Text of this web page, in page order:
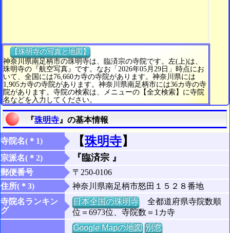
【珠明寺の写真と地図】
神奈川県南足柄市の珠明寺は、臨済宗の寺院です。左(上)は、
珠明寺の『航空写真』です。なお「2026年05月29日」時点にお
いて、全国には76,660カ寺の寺院があります。神奈川県には
1,905カ寺の寺院があります。神奈川県南足柄市には36カ寺の寺
院があります。寺院の検索は、メニューの【全文検索】に寺院
名などを入力してください。
『珠明寺 』の基本情報
寺院名(＊1) 【珠明寺】
宗派名(＊2) 『臨済宗 』
郵便番号
〒250-0106
住所(＊3)
神奈川県南足柄市怒田１５２８番地
寺院名ランキン
グ
日本全国の珠明寺全都道府県寺院数順
位＝6973位、寺院数＝1カ寺
Google Mapの地図 別窓